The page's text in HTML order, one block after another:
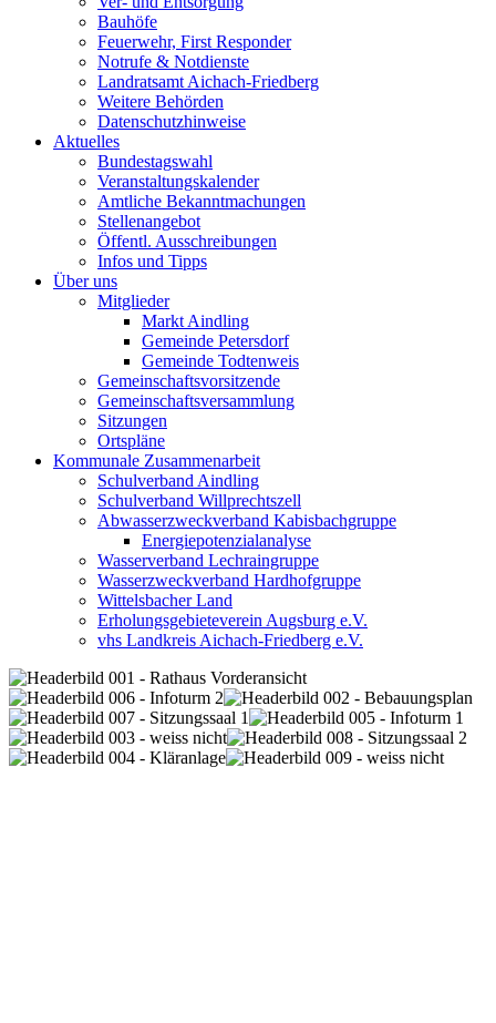
Bauhöfe
Feuerwehr, First Responder
Notrufe & Notdienste
Landratsamt Aichach-Friedberg
Weitere Behörden
Datenschutzhinweise
Aktuelles
Bundestagswahl
Veranstaltungskalender
Amtliche Bekanntmachungen
Stellenangebot
Öffentl. Ausschreibungen
Infos und Tipps
Über uns
Mitglieder
Markt Aindling
Gemeinde Petersdorf
Gemeinde Todtenweis
Gemeinschaftsvorsitzende
Gemeinschaftsversammlung
Sitzungen
Ortspläne
Kommunale Zusammenarbeit
Schulverband Aindling
Schulverband Willprechtszell
Abwasserzweckverband Kabisbachgruppe
Energiepotenzialanalyse
Wasserverband Lechraingruppe
Wasserzweckverband Hardhofgruppe
Wittelsbacher Land
Erholungsgebieteverein Augsburg e.V.
vhs Landkreis Aichach-Friedberg e.V.